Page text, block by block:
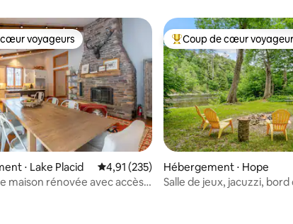
base de 102 commentaires : 4,96 sur 5
voyageurs
voyageurs
⋅ Lake Placid Évaluation moyenne sur la base de 235
4,91 (235)
maison rénovée avec accès
Coups de cœur
Coup de cœur
Hébergement ⋅ Hope
Salle de jeux, jacuzzi,